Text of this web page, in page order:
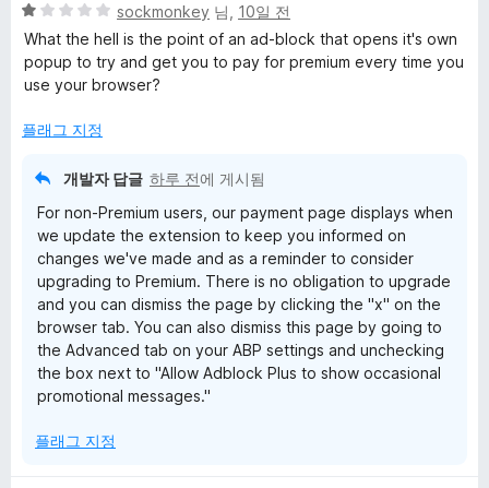
점
에
5
점
5
점
만
점
1
sockmonkey 님, 10일 전
What the hell is the point of an ad-block that opens it's own
popup to try and get you to pay for premium every time you
use your browser?
플래그 지정
개발자 답글 하루 전에 게시됨
For non-Premium users, our payment page displays when
we update the extension to keep you informed on
changes we've made and as a reminder to consider
upgrading to Premium. There is no obligation to upgrade
and you can dismiss the page by clicking the "x" on the
browser tab. You can also dismiss this page by going to
the Advanced tab on your ABP settings and unchecking
the box next to "Allow Adblock Plus to show occasional
promotional messages."
플래그 지정